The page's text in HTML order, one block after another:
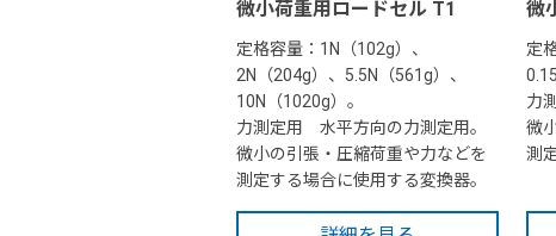
微小荷重用ロードセル T1
定格容量：1N（102g）、
2N（204g）、5.5N（561g）、
10N（1020g）。
力測定用 水平方向の力測定用。
微小の引張・圧縮荷重や力などを
測定する場合に使用する変換器。
微
定
力
微
測